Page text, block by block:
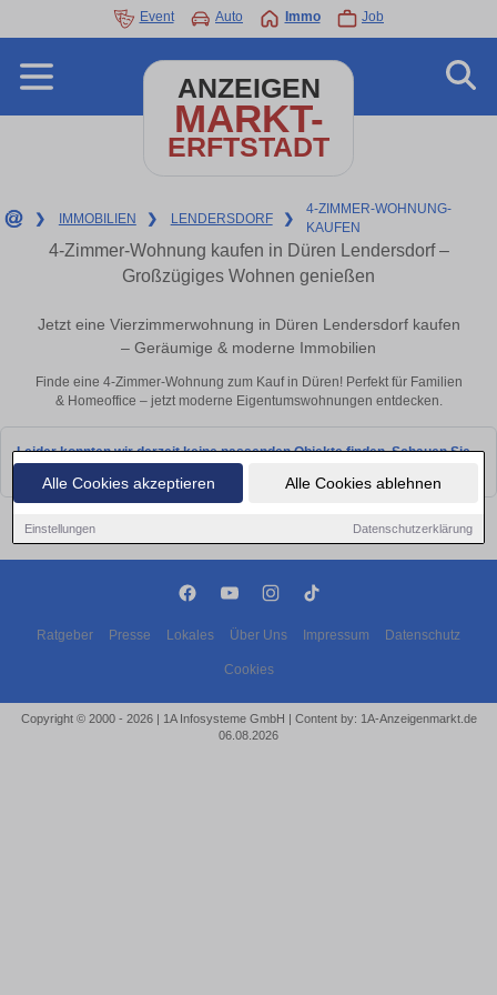
Alle Cookies akzeptieren Alle Cookies ablehnen
Einstellungen Datenschutzerklärung
Event Auto Immo Job
ANZEIGEN
MARKT-
ERFTSTADT
❯ IMMOBILIEN ❯ LENDERSDORF ❯
4-ZIMMER-WOHNUNG-
KAUFEN
4-Zimmer-Wohnung kaufen in Düren Lendersdorf –
Großzügiges Wohnen genießen
Jetzt eine Vierzimmerwohnung in Düren Lendersdorf kaufen
– Geräumige & moderne Immobilien
Finde eine 4-Zimmer-Wohnung zum Kauf in Düren! Perfekt für Familien
& Homeoffice – jetzt moderne Eigentumswohnungen entdecken.
Leider konnten wir derzeit keine passenden Objekte finden. Schauen Sie
Ratgeber Presse Lokales Über Uns Impressum Datenschutz
Cookies
Copyright © 2000 - 2026 | 1A Infosysteme GmbH | Content by: 1A-Anzeigenmarkt.de
06.08.2026